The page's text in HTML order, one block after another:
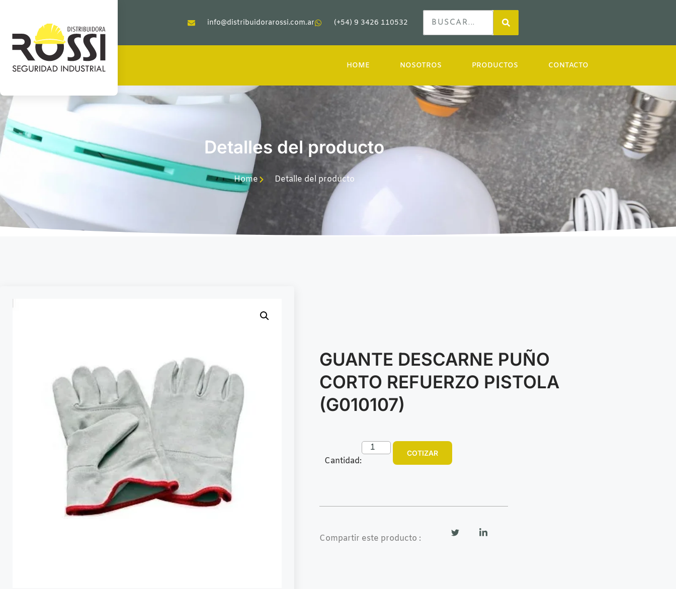
info@distribuidorarossi.com.ar (+54) 9 3426 110532
HOME NOSOTROS PRODUCTOS CONTACTO
Detalles del producto
Home Detalle del producto
GUANTE DESCARNE PUÑO
CORTO REFUERZO PISTOLA
(G010107)
Cantidad:
COTIZAR
Compartir este producto :